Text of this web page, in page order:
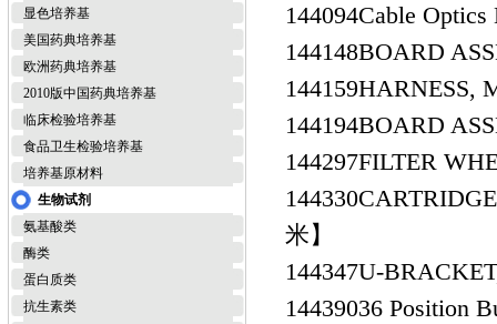
显色培养基
美国药典培养基
欧洲药典培养基
2010版中国药典培养基
临床检验培养基
食品卫生检验培养基
培养基原材料
生物试剂
氨基酸类
酶类
蛋白质类
抗生素类
144094Cable
144148BOARD
144159HARNESS,
144194BOARD
144297FILTER
144330
米】
144347U-
14439036 Position